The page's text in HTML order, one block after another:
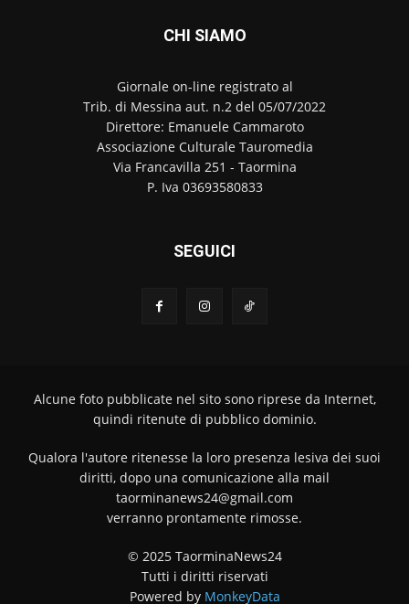
CHI SIAMO
Giornale on-line registrato al
Trib. di Messina aut. n.2 del 05/07/2022
Direttore: Emanuele Cammaroto
Associazione Culturale Tauromedia
Via Francavilla 251 - Taormina
P. Iva 03693580833
SEGUICI
Alcune foto pubblicate nel sito sono riprese da Internet,
quindi ritenute di pubblico dominio.
Qualora l'autore ritenesse la loro presenza lesiva dei suoi
diritti, dopo una comunicazione alla mail
taorminanews24@gmail.com
verranno prontamente rimosse.
© 2025 TaorminaNews24
Tutti i diritti riservati
Powered by MonkeyData